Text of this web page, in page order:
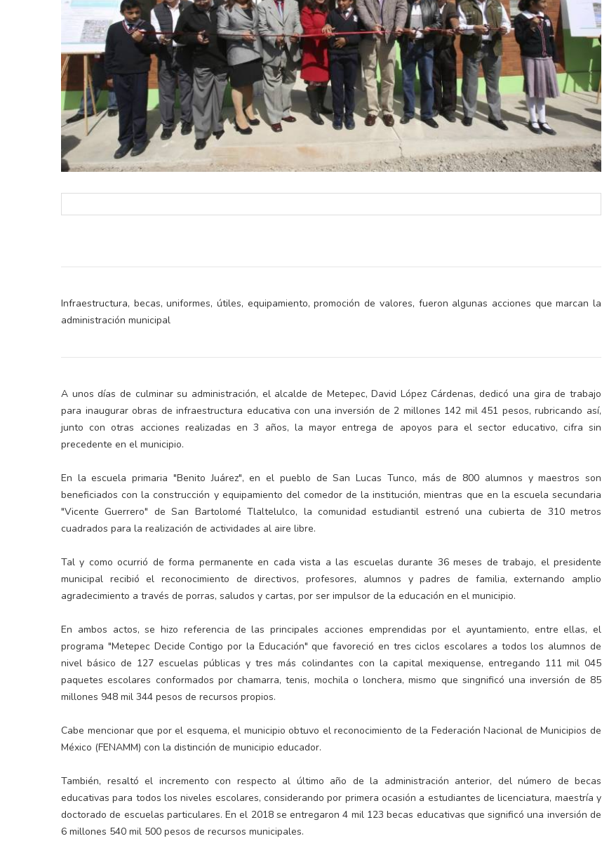
Infraestructura, becas, uniformes, útiles, equipamiento, promoción de valores, fueron algunas acciones que marcan la
administración municipal
A unos días de culminar su administración, el alcalde de Metepec, David López Cárdenas, dedicó una gira de trabajo
para inaugurar obras de infraestructura educativa con una inversión de 2 millones 142 mil 451 pesos, rubricando así,
junto con otras acciones realizadas en 3 años, la mayor entrega de apoyos para el sector educativo, cifra sin
precedente en el municipio.
En la escuela primaria "Benito Juárez", en el pueblo de San Lucas Tunco, más de 800 alumnos y maestros son
beneficiados con la construcción y equipamiento del comedor de la institución, mientras que en la escuela secundaria
"Vicente Guerrero" de San Bartolomé Tlaltelulco, la comunidad estudiantil estrenó una cubierta de 310 metros
cuadrados para la realización de actividades al aire libre.
Tal y como ocurrió de forma permanente en cada vista a las escuelas durante 36 meses de trabajo, el presidente
municipal recibió el reconocimiento de directivos, profesores, alumnos y padres de familia, externando amplio
agradecimiento a través de porras, saludos y cartas, por ser impulsor de la educación en el municipio.
En ambos actos, se hizo referencia de las principales acciones emprendidas por el ayuntamiento, entre ellas, el
programa "Metepec Decide Contigo por la Educación" que favoreció en tres ciclos escolares a todos los alumnos de
nivel básico de 127 escuelas públicas y tres más colindantes con la capital mexiquense, entregando 111 mil 045
paquetes escolares conformados por chamarra, tenis, mochila o lonchera, mismo que singnificó una inversión de 85
millones 948 mil 344 pesos de recursos propios.
Cabe mencionar que por el esquema, el municipio obtuvo el reconocimiento de la Federación Nacional de Municipios de
México (FENAMM) con la distinción de municipio educador.
También, resaltó el incremento con respecto al último año de la administración anterior, del número de becas
educativas para todos los niveles escolares, considerando por primera ocasión a estudiantes de licenciatura, maestría y
doctorado de escuelas particulares. En el 2018 se entregaron 4 mil 123 becas educativas que significó una inversión de
6 millones 540 mil 500 pesos de recursos municipales.
en el ejercicio de sus
electorales
Y salió la propuesta de Reforma Electoral de
la Presidenta Sheinbaum
Informa el gobierno federal cómo fue el
operativo de captura de "El Mencho" y sus
reacciones en Jalisco